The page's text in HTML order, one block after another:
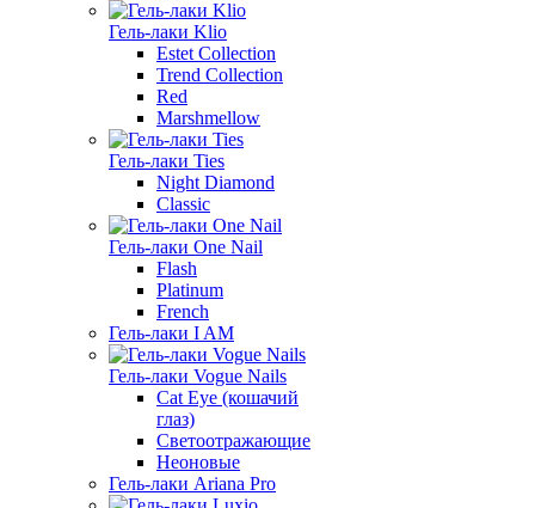
Гель-лаки Klio
Estet Collection
Trend Collection
Red
Marshmellow
Гель-лаки Ties
Night Diamond
Classic
Гель-лаки One Nail
Flash
Platinum
French
Гель-лаки I AM
Гель-лаки Vogue Nails
Cat Eye (кошачий
глаз)
Светоотражающие
Неоновые
Гель-лаки Ariana Pro